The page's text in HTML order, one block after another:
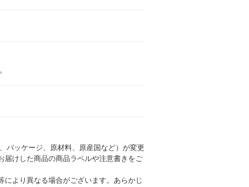
パッケージ、原材料、原産国など）が変更
届けした商品の商品ラベルや注意書きをご
より異なる場合がございます。あらかじ